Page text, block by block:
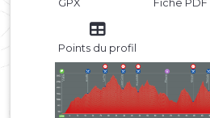
GPX Fiche PDF
Points du profil